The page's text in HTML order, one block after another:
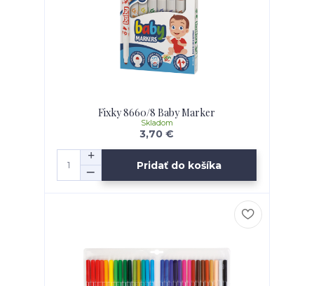
Fixky 8660/8 Baby Marker
3,70 €
Skladom
Pridať do košíka